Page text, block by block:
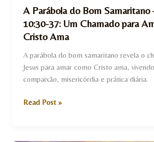
A Parábola do Bom
10:30-37: Um Chamado para
Cristo Ama
A parábola do bom samaritano revela o
Jesus para amar como Cristo ama,
compaixão, misericórdia e prática diária.
Chamado
para
Amar
Como
Cristo
Ama
Read Post »